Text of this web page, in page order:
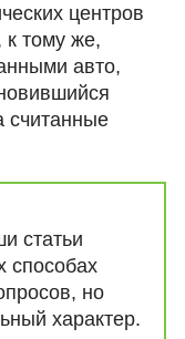
центров
к тому же,
авто,
считанные
статьи
способах
но
характер.